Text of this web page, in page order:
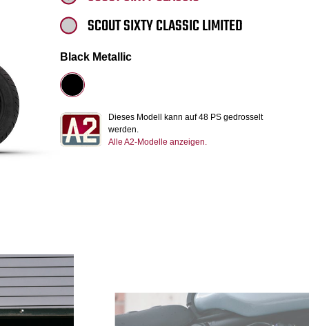
SCOUT SIXTY CLASSIC LIMITED
Black Metallic
Dieses Modell kann auf 48 PS gedrosselt
werden.
Alle A2-Modelle anzeigen.